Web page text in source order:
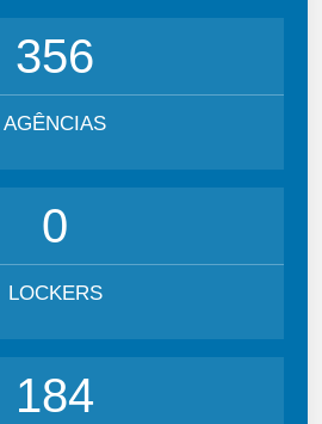
356
AGÊNCIAS
0
LOCKERS
184